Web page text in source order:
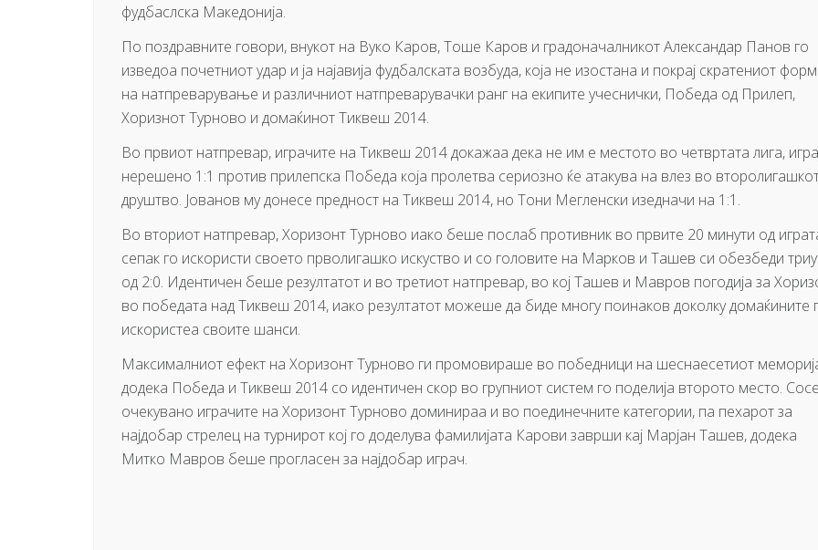
фудбаслска Македонија.
По поздравните говори, внукот на Вуко Каров, Тоше Каров и градоначалникот Александар Панов го
изведоа почетниот удар и ја најавија фудбалската возбуда, која не изостана и покрај скратениот
на натпреварување и различниот натпреварувачки ранг на екипите учеснички, Победа од Прилеп,
Хоризнот Турново и домаќинот Тиквеш 2014.
Во првиот натпревар, играчите на Тиквеш 2014 докажаа дека не им е местото во четвртата лига,
нерешено 1:1 против прилепска Победа која пролетва сериозно ќе атакува на влез во
друштво. Јованов му донесе предност на Тиквеш 2014, но Тони Мегленски изедначи на 1:1.
Во вториот натпревар, Хоризонт Турново иако беше послаб противник во првите 20 минути од
сепак го искористи своето прволигашко искуство и со головите на Марков и Ташев си обезбеди
од 2:0. Идентичен беше резултатот и во третиот натпревар, во кој Ташев и Мавров погодија за
во победата над Тиквеш 2014, иако резултатот можеше да биде многу поинаков доколку домаќините
искористеа своите шанси.
Максималниот ефект на Хоризонт Турново ги промовираше во победници на шеснаесетиот
додека Победа и Тиквеш 2014 со идентичен скор во групниот систем го поделија второто место.
очекувано играчите на Хоризонт Турново доминираа и во поединечните категории, па пехарот за
најдобар стрелец на турнирот кој го доделува фамилијата Карови заврши кај Марјан Ташев, додека
Митко Мавров беше прогласен за најдобар играч.